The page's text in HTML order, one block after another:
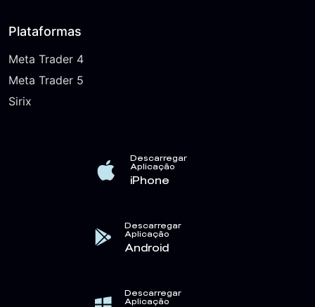
Plataformas
Meta Trader 4
Meta Trader 5
Sirix
Descarregar
Aplicação
iPhone
Descarregar
Aplicação
Android
Descarregar
Aplicação